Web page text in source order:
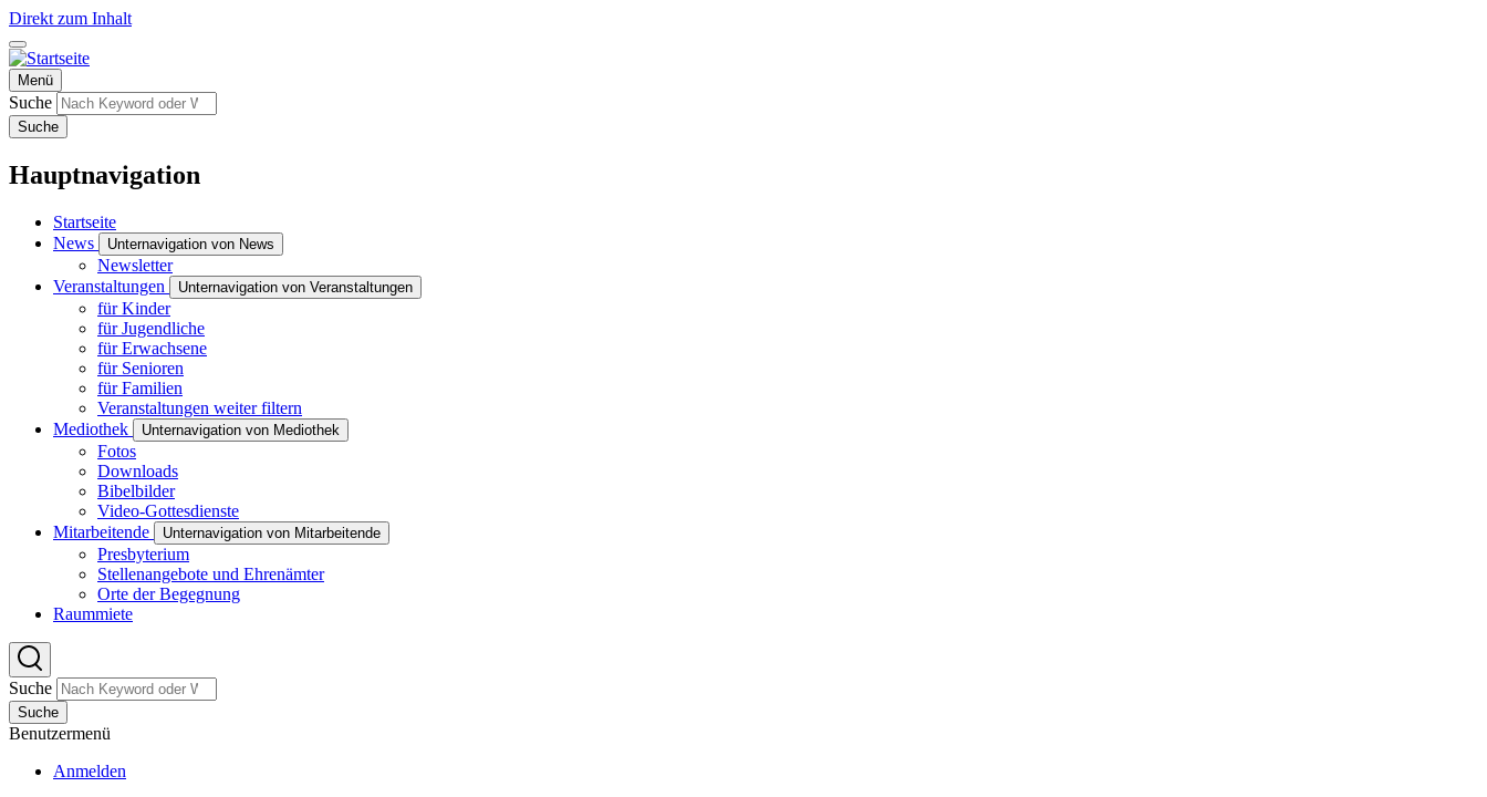
Direkt zum Inhalt
Menü
Suche
Suche
Hauptnavigation
Startseite
News
Unternavigation von News
Newsletter
Veranstaltungen
Unternavigation von Veranstaltungen
für Kinder
für Jugendliche
für Erwachsene
für Senioren
für Familien
Veranstaltungen weiter filtern
Mediothek
Unternavigation von Mediothek
Fotos
Downloads
Bibelbilder
Video-Gottesdienste
Mitarbeitende
Unternavigation von Mitarbeitende
Presbyterium
Stellenangebote und Ehrenämter
Orte der Begegnung
Raummiete
Suche
Suche
Benutzermenü
Anmelden